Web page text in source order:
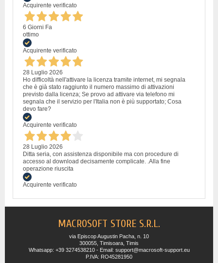
Acquirente verificato
6 Giorni Fa
ottimo
Acquirente verificato
28 Luglio 2026
Ho difficoltà nell'attivare la licenza tramite internet, mi segnala
che è già stato raggiunto il numero massimo di attivazioni
previsto dalla licenza; Se provo ad attivare via telefono mi
segnala che il servizio per l'Italia non è più supportato; Cosa
devo fare?
Acquirente verificato
28 Luglio 2026
Ditta seria, con assistenza disponibile ma con procedure di
accesso al download decisamente complicate. .Alla fine
operazione riuscita
Acquirente verificato
MACROSOFT STORE S.R.L.
via Episcop Augustin Pacha, n. 10
300055, Timisoara, Timis
Whatsapp: +39 3274538210 - Email: support@macrosoft-support.eu
P.IVA: RO45281950